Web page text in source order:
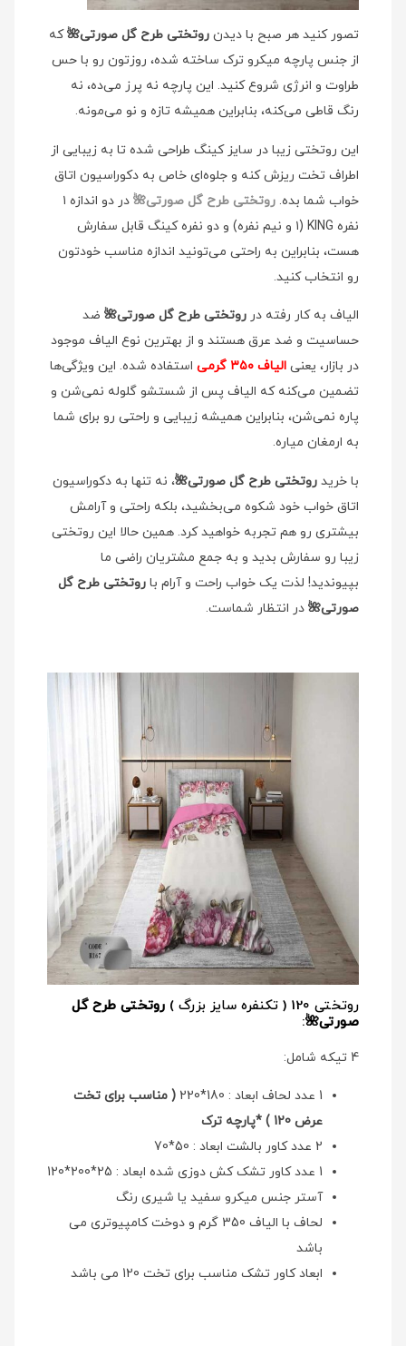
تصور کنید هر صبح با دیدن روتختی طرح گل صورتی🌺که
از جنس پارچه میکرو ترک ساخته شده، روزتون رو با حس
طراوت و انرژی شروع کنید. این پارچه نه پرز می‌ده، نه
رنگ قاطی می‌کنه، بنابراین همیشه تازه و نو می‌مونه.
این روتختی زیبا در سایز کینگ طراحی شده تا به زیبایی از
اطراف تخت ریزش کنه و جلوه‌ای خاص به دکوراسیون اتاق
خواب شما بده. روتختی طرح گل صورتی🌺
در دو اندازه ۱
نفره KING (۱ و نیم نفره) و دو نفره کینگ قابل سفارش
هست، بنابراین به راحتی می‌تونید اندازه مناسب خودتون
رو انتخاب کنید.
الیاف به کار رفته در روتختی طرح گل صورتی🌺 ضد
حساسیت و ضد عرق هستند و از بهترین نوع الیاف موجود
در بازار، یعنی الیاف ۳۵۰ گرمی
استفاده شده. این ویژگی‌ها
تضمین می‌کنه که الیاف پس از شستشو گلوله نمی‌شن و
پاره نمی‌شن، بنابراین همیشه زیبایی و راحتی رو برای شما
به ارمغان میاره.
با خرید روتختی طرح گل صورتی🌺، نه تنها به دکوراسیون
اتاق خواب خود شکوه می‌بخشید، بلکه راحتی و آرامش
بیشتری رو هم تجربه خواهید کرد. همین حالا این روتختی
زیبا رو سفارش بدید و به جمع مشتریان راضی ما
بپیوندید! لذت یک خواب راحت و آرام با روتختی طرح گل
صورتی🌺 در انتظار شماست.
روتختی 120 ( تکنفره سایز بزرگ )
روتختی طرح گل
صورتی🌺:
4 تیکه شامل:
1 عدد لحاف ابعاد : 180*220
( مناسب برای تخت
عرض 120 ) *پارچه ترک
2 عدد کاور بالشت ابعاد : 50*70
1 عدد کاور تشک کش دوزی شده ابعاد : 25*200*120
آستر جنس میکرو سفید یا شیری رنگ
لحاف با الیاف 350 گرم و دوخت کامپیوتری می
باشد
ابعاد کاور تشک مناسب برای تخت 120 می باشد